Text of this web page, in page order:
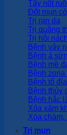
Tẩy nốt ruồi
Đốt mụn
Trị rạn da
Trị quầng
Trị hôi nách
Bệnh vảy
Bệnh á
Bệnh mề
Bệnh zona
Bệnh tổ đỉa
Bệnh thủy
Bệnh hắc
Xóa xăm
Xóa chàm,